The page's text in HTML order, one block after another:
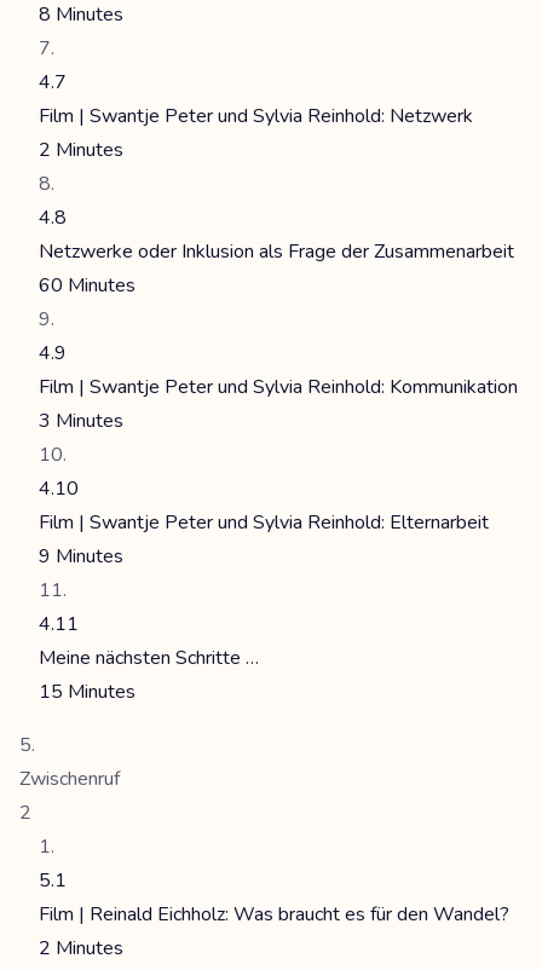
8 Minutes
4.7
Film | Swantje Peter und Sylvia Reinhold: Netzwerk
2 Minutes
4.8
Netzwerke oder Inklusion als Frage der Zusammenarbeit
60 Minutes
4.9
Film | Swantje Peter und Sylvia Reinhold: Kommunikation
3 Minutes
4.10
Film | Swantje Peter und Sylvia Reinhold: Elternarbeit
9 Minutes
4.11
Meine nächsten Schritte …
15 Minutes
Zwischenruf
2
5.1
Film | Reinald Eichholz: Was braucht es für den Wandel?
2 Minutes